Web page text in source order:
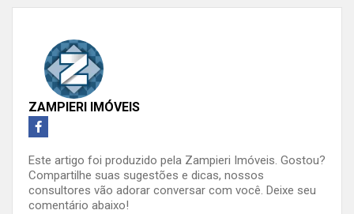
ZAMPIERI IMÓVEIS
Este artigo foi produzido pela Zampieri Imóveis. Gostou?
Compartilhe suas sugestões e dicas, nossos
consultores vão adorar conversar com você. Deixe seu
comentário abaixo!